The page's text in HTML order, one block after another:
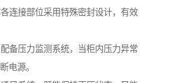
连接部位采用特殊密封设计，有效
备压力监测系统，当柜内压力异常
电源。